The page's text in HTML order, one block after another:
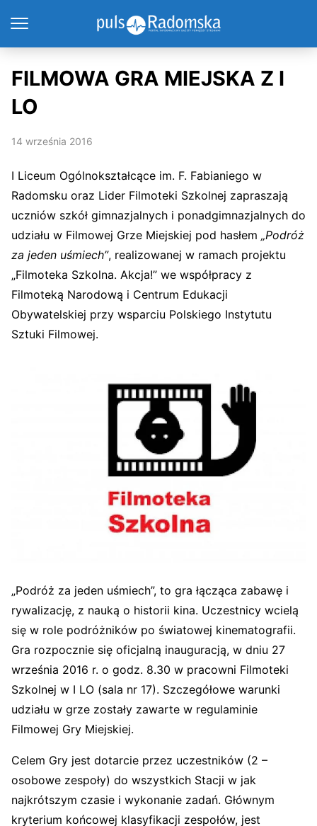
FILMOWA GRA MIEJSKA Z I
LO
14 września 2016
I Liceum Ogólnokształcące im. F. Fabianiego w
Radomsku oraz Lider Filmoteki Szkolnej zapraszają
uczniów szkół gimnazjalnych i ponadgimnazjalnych do
udziału w Filmowej Grze Miejskiej pod hasłem „Podróż
za jeden uśmiech”, realizowanej w ramach projektu
„Filmoteka Szkolna. Akcja!” we współpracy z
Filmoteką Narodową i Centrum Edukacji
Obywatelskiej przy wsparciu Polskiego Instytutu
Sztuki Filmowej.
„Podróż za jeden uśmiech”, to gra łącząca zabawę i
rywalizację, z nauką o historii kina. Uczestnicy wcielą
się w role podróżników po światowej kinematografii.
Gra rozpocznie się oficjalną inauguracją, w dniu 27
września 2016 r. o godz. 8.30 w pracowni Filmoteki
Szkolnej w I LO (sala nr 17). Szczegółowe warunki
udziału w grze zostały zawarte w regulaminie
Filmowej Gry Miejskiej.
Celem Gry jest dotarcie przez uczestników (2 –
osobowe zespoły) do wszystkich Stacji w jak
najkrótszym czasie i wykonanie zadań. Głównym
kryterium końcowej klasyfikacji zespołów, jest